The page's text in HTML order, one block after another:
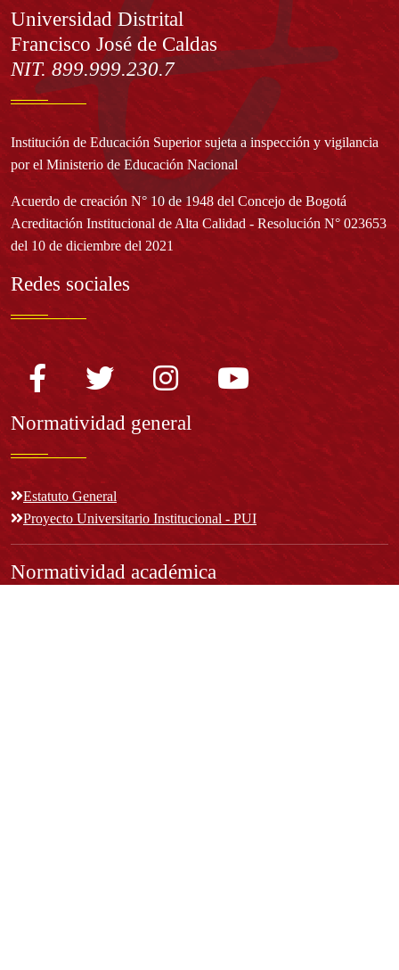
Información
Universidad Distrital
Francisco José de Caldas
NIT. 899.999.230.7
Institución de Educación Superior sujeta a inspección y vigilancia
por el Ministerio de Educación Nacional
Acuerdo de creación N° 10 de 1948 del Concejo de Bogotá
Acreditación Institucional de Alta Calidad - Resolución N° 023653
del 10 de diciembre del 2021
Redes sociales
Normatividad general
Estatuto General
Proyecto Universitario Institucional - PUI
Normatividad académica